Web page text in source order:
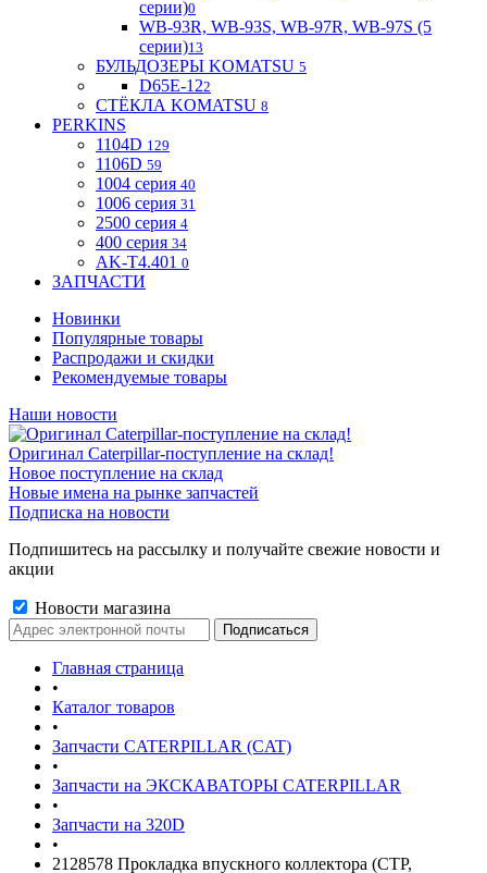
серии)0
WB-93R, WB-93S, WB-97R, WB-97S (5
серии)13
БУЛЬДОЗЕРЫ KOMATSU 5
D65E-122
СТЁКЛА KOMATSU 8
PERKINS
1104D 129
1106D 59
1004 серия 40
1006 серия 31
2500 серия 4
400 серия 34
AK-T4.401 0
ЗАПЧАСТИ
Новинки
Популярные товары
Распродажи и скидки
Рекомендуемые товары
Наши новости
Оригинал Caterpillar-поступление на склад!
Новое поступление на склад
Новые имена на рынке запчастей
Подписка на новости
Подпишитесь на рассылку и получайте свежие новости и
акции
Новости магазина
Главная страница
•
Каталог товаров
•
Запчасти CATERPILLAR (CAT)
•
Запчасти на ЭКСКАВАТОРЫ CATERPILLAR
•
Запчасти на 320D
•
2128578 Прокладка впускного коллектора (CTP,